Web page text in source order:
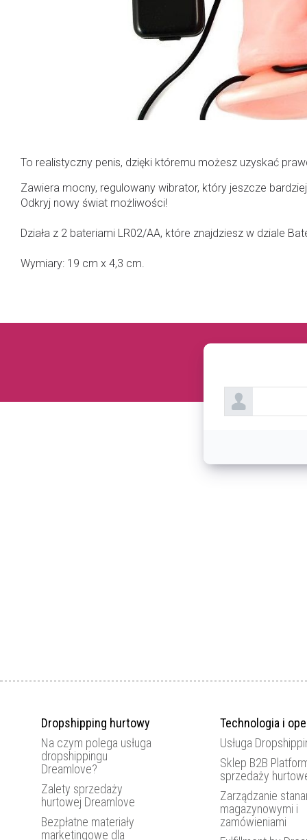
To realistyczny penis, dzięki któremu możesz uzyskać
Zawiera mocny, regulowany wibrator, który jeszcze
Odkryj nowy świat możliwości!
Działa z 2 bateriami LR02/AA, które znajdziesz w dziale
Wymiary: 19 cm x 4,3 cm.
Dropshipping hurtowy
Na czym polega usługa
dropshippingu
Dreamlove?
Zalety sprzedaży
hurtowej Dreamlove
Bezpłatne materiały
marketingowe dla
Technologia i
Usługa
Sklep B2B
sprzedaży
Zarządzanie
magazynowymi i
zamówieniami